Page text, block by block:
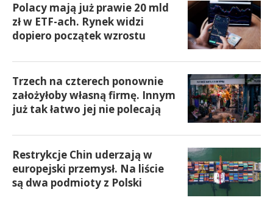
Polacy mają już prawie 20 mld
zł w ETF-ach. Rynek widzi
dopiero początek wzrostu
Trzech na czterech ponownie
założyłoby własną firmę. Innym
już tak łatwo jej nie polecają
Restrykcje Chin uderzają w
europejski przemysł. Na liście
są dwa podmioty z Polski